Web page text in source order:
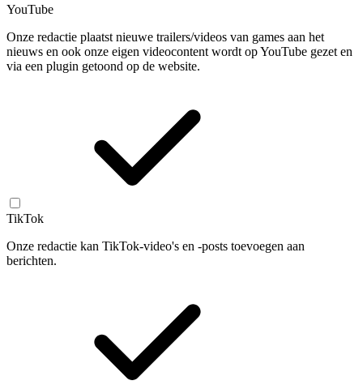
YouTube
Onze redactie plaatst nieuwe trailers/videos van games aan het
nieuws en ook onze eigen videocontent wordt op YouTube gezet en
via een plugin getoond op de website.
TikTok
Onze redactie kan TikTok-video's en -posts toevoegen aan
berichten.